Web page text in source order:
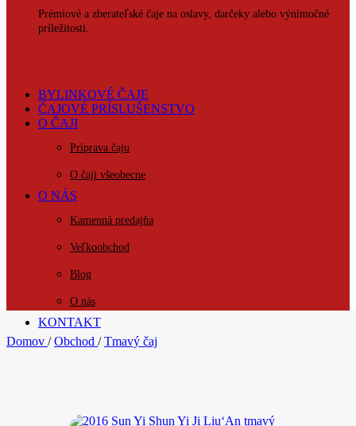
Prémiové a zberateľské čaje na oslavy, darčeky alebo výnimočné
príležitosti.
BYLINKOVÉ ČAJE
ČAJOVÉ PRÍSLUŠENSTVO
O ČAJI
Príprava čaju
O čaji všeobecne
O NÁS
Kamenná predajňa
Veľkoobchod
Blog
O nás
KONTAKT
Domov / Obchod / Tmavý čaj